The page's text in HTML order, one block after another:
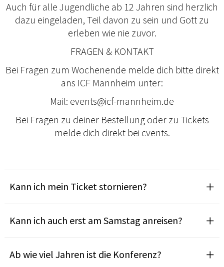
Auch für alle Jugendliche ab 12 Jahren sind herzlich
dazu eingeladen, Teil davon zu sein und Gott zu
erleben wie nie zuvor.
FRAGEN & KONTAKT
Bei Fragen zum Wochenende melde dich bitte direkt
ans ICF Mannheim unter:
Mail: events@icf-mannheim.de
Bei Fragen zu deiner Bestellung oder zu Tickets
melde dich direkt bei cvents.
Kann ich mein Ticket stornieren?
Kann ich auch erst am Samstag anreisen?
Ab wie viel Jahren ist die Konferenz?